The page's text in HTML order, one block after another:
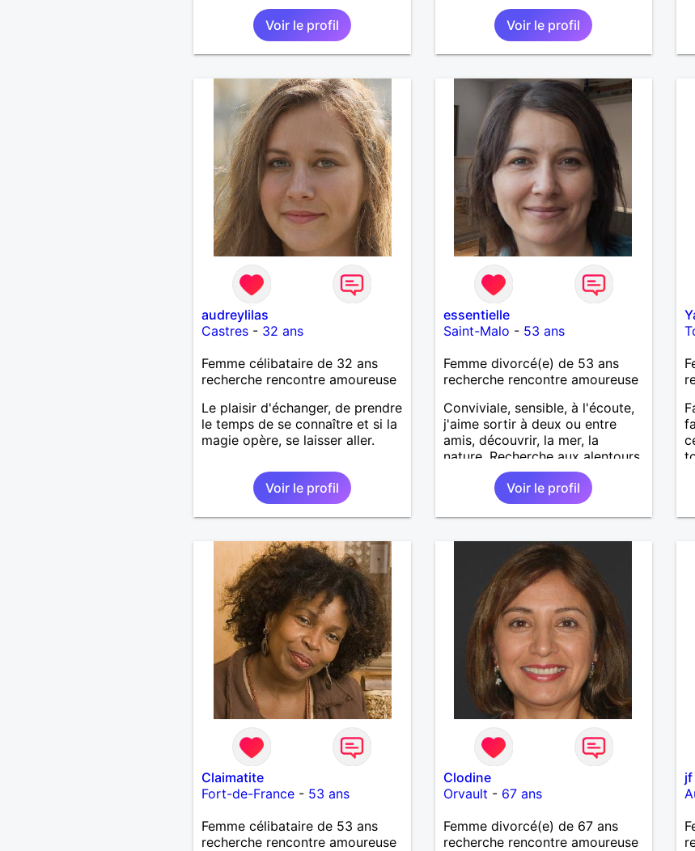
profiter de la vie, tout
simplement!Voir le profil Voir le profil
audreylilas
Castres- 32 ans
Femme célibataire de 32 ans
recherche rencontre amoureuse
Le plaisir d'échanger, de prendre
le temps de se connaître et si la
magie opère, se laisser aller.
Voir le profil
essentielle
Saint-Malo - 53 ans
Femme divorcé(e) de 53 ans
recherche rencontre amoureuse
Conviviale, sensible, à l'écoute,
j'aime sortir à deux ou entre
amis, découvrir, la mer, la
nature. Recherche aux alentours
de Saint-Malo
Voir le profil
Claimatite
Fort-de-France- 53 ans
Femme célibataire de 53 ans
recherche rencontre amoureuse
Clodine
Orvault - 67 ans
Femme divorcé(e) de 67 ans
recherche rencontre amoureuse
jf